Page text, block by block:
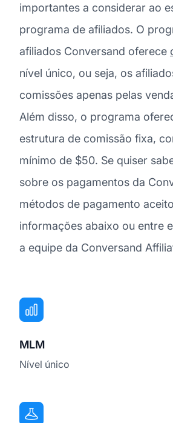
importantes a considerar ao
programa de afiliados. O
afiliados Conversand oferece
nível único, ou seja, os
comissões apenas pelas
Além disso, o programa
estrutura de comissão fixa,
mínimo de $50. Se quiser
sobre os pagamentos da
métodos de pagamento
informações abaixo ou entre
a equipe da Conversand
MLM
Nível único